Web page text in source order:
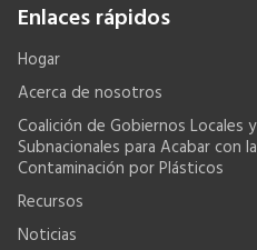
Enlaces rápidos
Hogar
Acerca de nosotros
Coalición de Gobiernos Locales y
Subnacionales para Acabar con la
Contaminación por Plásticos
Recursos
Noticias